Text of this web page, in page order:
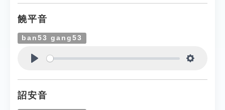
饒平音
ban53 gang53
詔安音